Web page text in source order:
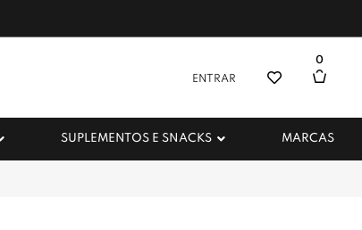
ENTRAR
0
SUPLEMENTOS E SNACKS MARCAS